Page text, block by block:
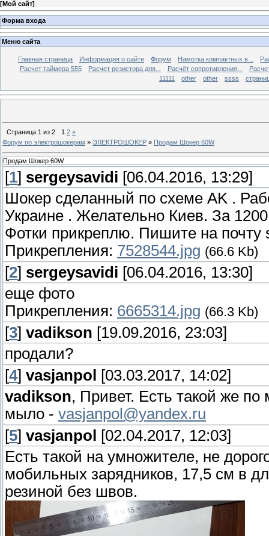
[Мой сайт]
Форма входа
Меню сайта
Главная страница Информация о сайте Форум Намотка компактных в...
Расчет таймера 555
Расчет резистора для... Расчёт сопротивления...
11111
other other ssss
Страница 1 из 2 1 2 »
Форум по электрошокерам » ЭЛЕКТРОШОКЕР » Продам Шокер 60W
Продам Шокер 60W
[1] sergeysavidi [06.04.2016, 13:29]
Шокер сделанный по схеме AK .
Украине . Желательно Киев. За
Фотки прикреплю. Пишите на почту
Прикрепления: 7528544.jpg (66.6 Kb)
[2] sergeysavidi [06.04.2016, 13:30]
еще фото
Прикрепления: 6665314.jpg (66.3 Kb)
[3] vadikson [19.09.2016, 23:03]
продали?
[4] vasjanpol
[03.03.2017, 14:02]
vadikson, Привет. Есть такой же
мыло - vasjanpol@yandex.ru
[5] vasjanpol
[02.04.2017, 12:03]
Есть такой на умножителе, не
мобильных зарядников, 17,5 см в
резиной без швов.